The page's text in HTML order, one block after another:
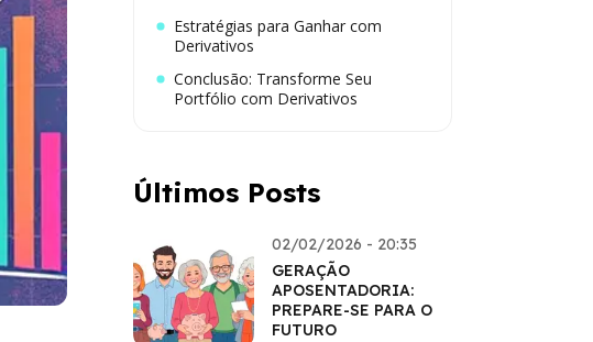
Estratégias para Ganhar com
Derivativos
Conclusão: Transforme Seu
Portfólio com Derivativos
Últimos Posts
02/02/2026 - 20:35
GERAÇÃO
APOSENTADORIA:
PREPARE-SE PARA O
FUTURO